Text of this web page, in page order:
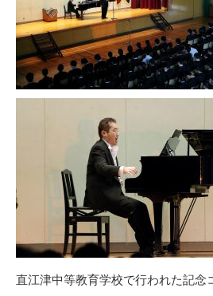
直江津中等教育学校で行われた記念